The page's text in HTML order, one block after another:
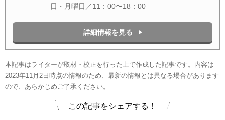
日・月曜日／11：00〜18：00
詳細情報を見る
本記事はライターが取材・校正を行った上で作成した記事です。内容は
2023年11月2日時点の情報のため、最新の情報とは異なる場合があります
ので、あらかじめご了承ください。
この記事をシェアする！